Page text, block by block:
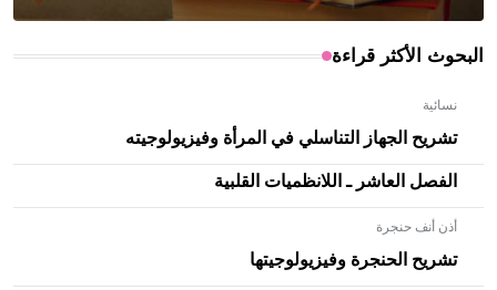
البحوث الأكثر قراءة
نسائية
تشريح الجهاز التناسلي في المرأة وفيزيولوجيته
الفصل العاشر ـ اللانظميات القلبية
أذن أنف حنجرة
تشريح الحنجرة وفيزيولوجيتها